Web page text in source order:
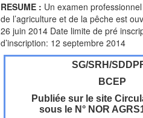
RESUME : Un examen
de l’agriculture et de la pêche est
26 juin 2014 Date limite de pré
d’inscription: 12 septembre 2014
SG/SRH/
BCEP
Publiée sur le site
sous le N° NOR